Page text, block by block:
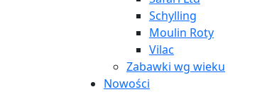
Schylling
Moulin Roty
Vilac
Zabawki wg wieku
Nowości